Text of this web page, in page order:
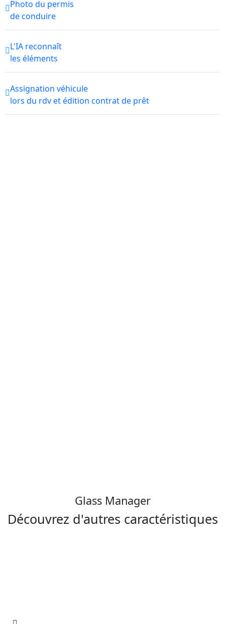
Photo du permis
de conduire
L'IA reconnaît
les éléments
Assignation véhicule
lors du rdv et édition contrat de prêt
Glass Manager
Découvrez d'autres caractéristiques